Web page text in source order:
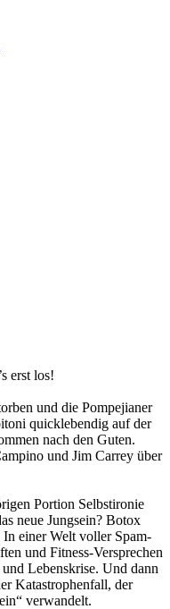
erst los!
und die Pompejianer
quicklebendig auf der
nach den Guten.
und Jim Carrey über
Portion Selbstironie
neue Jungsein? Botox
einer Welt voller Spam-
und Fitness-Versprechen
Lebenskrise. Und dann
Katastrophenfall, der
verwandelt.